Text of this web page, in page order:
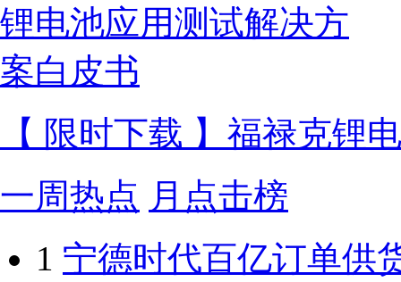
【 限时下载 】福禄克锂
一周热点 月点击榜
1 宁德时代百亿订单供